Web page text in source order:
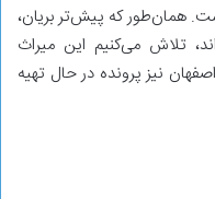
همان‌طور که پیش‌تر بریان،
تلاش می‌کنیم این میراث
نیز پرونده در حال تهیه